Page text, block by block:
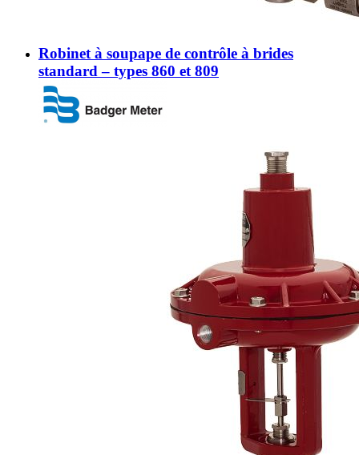
Robinet à soupape de contrôle à brides
standard – types 860 et 809